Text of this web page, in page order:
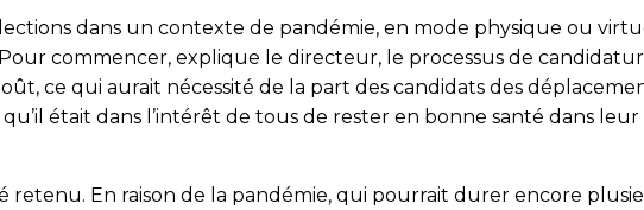
dans un contexte de pandémie, en mode physique ou
commencer, explique le directeur, le processus de
ce qui aurait nécessité de la part des candidats des
était dans l’intérêt de tous de rester en bonne santé dans leur
retenu. En raison de la pandémie, qui pourrait durer encore